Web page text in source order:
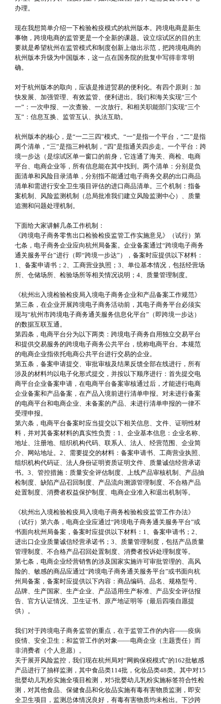
办理。
现在我想简单介绍一下检验检疫模式的杭州版本。跨境电商是新生
事物，跨境电商的监管更是一个全新的课题。设立综试区的目的主
要就是希望杭州在监管模式和制度创新上做出示范，把跨境电商的
杭州版本升级为中国版本，这一点在国务院的批复中写得非常明
确。
对于杭州版本的取向，应该是推进贸易的便利化。有四个原则：加
快发展、加强管理、有效监管、便利进出。我们和海关实现“三个
一”：一次申报、一次查验、一次放行。和相关职能部门实现“三个
互”：信息互换、监管互认、执法互助。
杭州版本的核心，是“一二三四”模式。“一”是指一个平台，“二”是指
两个清单，“三”是指三种机制，“四”是指通关四步走。一个平台：跨
境一步达（是综试区单一窗口的前身，它连通了海关、商检、电商
平台、电商企业等，所有信息能在其中找到。两个清单：分别是负
面清单和风险目录清单，分别指不能通过电子商务交易的出口商品
清单和需进行安全卫生项目评估的进口商品清单。三个机制：指备
案机制、风险监测机制（总局批准我们建立风险监测中心）、质量
追溯和问题处理机制。
下面给大家讲解几条工作机制：
《跨境电子商务零售出口检验检疫监管工作实施意见》（试行）第
七条，电子商务企业应向杭州局备案。企业备案通过“跨境电子商务
通关服务平台”进行（即“跨境一步达”），备案时应提供以下材料：
1、备案申请书；2、工商营业执照；3、单位基本情况，包括经营场
所、仓储场所、检验场所等相关情况说明；4、质量管理制度。
《杭州出入境检验检疫局入境电子商务企业和产品备案工作规范》
第三条，在企业开展跨境电子商务活动前，其电子商务平台必须实
现与“杭州市跨境电子商务通关服务信息化平台”（即跨境一步达）
的数据互联互通。
第四条，电商平台分为以下两类：跨境电子商务自用独立交易平台
和提供交易服务的跨境电子商务公共平台，统称电商平台。本规范
的电商企业指依托电商公共平台进行交易的企业。
第五条，备案申请提交、审批审核及结果反馈全部在线进行，所有
涉及的材料均以电子化形式提交，并按以下顺序进行：首先提交电
商平台企业备案申请，在电商平台备案审核通过后，才能进行电商
企业备案和产品备案，在产品入境前进行清单申报。对未进行备案
的电商平台和电商企业、未备案的产品、未进行清单申报的一律不
受理申报。
第六条，电商平台备案时应当提交以下相关信息、文件、证明性材
料，并对其备案材料的真实性负责：1、企业基本信息：企业名称、
地址、注册地、组织机构代码、联系人、法人、经营范围、企业简
介、网站地址。2、需要提交的材料：备案申请书、工商营业执照、
组织机构代码证、法人身份证明资质证明文件、质量诚信经营承诺
书。3、管控措施：质量安全评估制度、上线产品审核机制、产品抽
检制度、缺陷产品召回制度、产品流向溯源管理制度、不合格产品
处置制度、消费者权益保护制度、电商企业准入和退出机制等。
《杭州出入境检验检疫局入境电子商务检验检疫监管工作办法》
（试行）第六条，电商企业应通过“跨境电子商务通关服务平台”或
书面向杭州局备案，备案时应提供以下材料：1、备案申请书；2、
进出口企业质量诚信经营承诺书；3、质量管理制度，包括产品质量
管理制度、不合格产品召回处置制度、消费者投诉处理制度等。
第七条，电商企业经营销售的涉及国家实施许可审批管理的、高风
险的、敏感的商品应通过“跨境电子商务通关服务平台”或书面向杭
州局备案，备案时应提供以下内容：商品编码、品名、规格型号、
品牌、生产国家、生产企业、产品适用生产标准、产品安全评估报
告、官方认证情况、卫生证书、原产地证明等（最后四项自愿提
供）。
我们对于跨境电子商务监管的重点，在于监管工作的内容——疫病
疫情、安全卫生；和监管工作的对象——电商企业（主题责任）而
非消费者（个人意愿）。
关于展开风险监控，我们现在杭州局对“网购保税模式”的162批敏感
产品进行了抽样监测，其中食品类114批，化妆品类48类。其中对15
批婴幼儿乳粉实施全项目检测，对5批婴幼儿乳粉实施标签符合性检
测，对其他食品、保健食品和化妆品实施有毒有害物质监测，即安
全卫生项目，监测总体情况良好，有毒有害物质均未检出。下沙跨